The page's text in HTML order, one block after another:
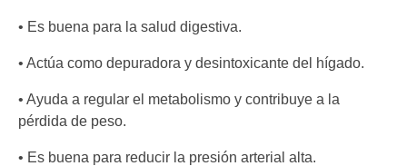
• Es buena para la salud digestiva.
• Actúa como depuradora y desintoxicante del hígado.
• Ayuda a regular el metabolismo y contribuye a la
pérdida de peso.
• Es buena para reducir la presión arterial alta.